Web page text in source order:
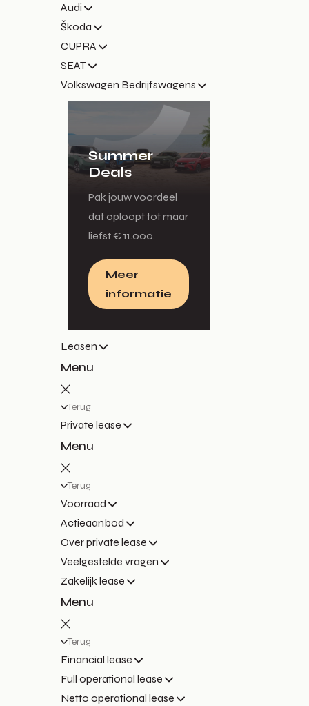
Audi
Škoda
CUPRA
SEAT
Volkswagen Bedrijfswagens
Summer
Deals
Pak jouw voordeel
dat oploopt tot maar
liefst € 11.000.
Meer
informatie
Leasen
Menu
Terug
Private lease
Menu
Terug
Voorraad
Actieaanbod
Over private lease
Veelgestelde vragen
Zakelijk lease
Menu
Terug
Financial lease
Full operational lease
Netto operational lease